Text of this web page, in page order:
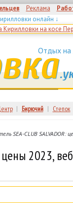
Реклама
онлайн ↓
Отдых на
| Бирючий | Степок
SEA-CLUB SALVADOR:
цены 2023,